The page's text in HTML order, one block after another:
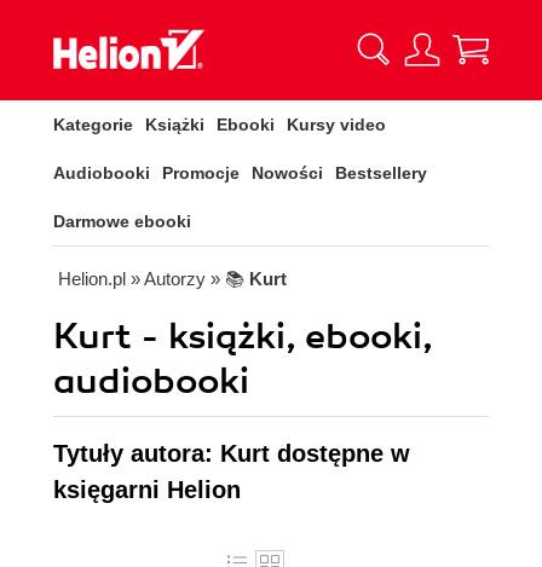
Kategorie Książki Ebooki Kursy video
Audiobooki Promocje Nowości Bestsellery
Darmowe ebooki
Helion.pl » Autorzy » 📚 Kurt
Kurt - książki, ebooki,
audiobooki
Tytuły autora: Kurt dostępne w
księgarni Helion